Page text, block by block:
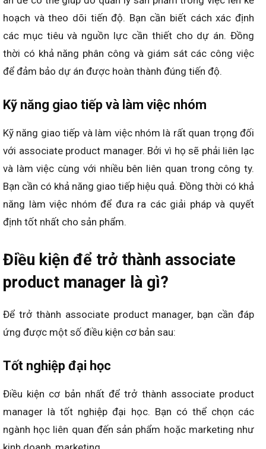
hoạch và theo dõi tiến độ. Bạn cần biết cách xác định
các mục tiêu và nguồn lực cần thiết cho dự án. Đồng
thời có khả năng phân công và giám sát các công việc
để đảm bảo dự án được hoàn thành đúng tiến độ.
Kỹ năng giao tiếp và làm việc nhóm
Kỹ năng giao tiếp và làm việc nhóm là rất quan trọng đối
với associate product manager. Bởi vì họ sẽ phải liên lạc
và làm việc cùng với nhiều bên liên quan trong công ty.
Bạn cần có khả năng giao tiếp hiệu quả. Đồng thời có khả
năng làm việc nhóm để đưa ra các giải pháp và quyết
định tốt nhất cho sản phẩm.
Điều kiện để trở thành associate
product manager là gì?
Để trở thành associate product manager, bạn cần đáp
ứng được một số điều kiện cơ bản sau:
Tốt nghiệp đại học
Điều kiện cơ bản nhất để trở thành associate product
manager là tốt nghiệp đại học. Bạn có thể chọn các
ngành học liên quan đến sản phẩm hoặc marketing như